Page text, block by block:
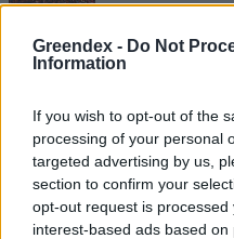
Greendex - Do Not
Information
If you wish to opt-out of the
processing of your personal
targeted advertising by us,
section to confirm your
opt-out request is
interest-based ads based
a
Greendex